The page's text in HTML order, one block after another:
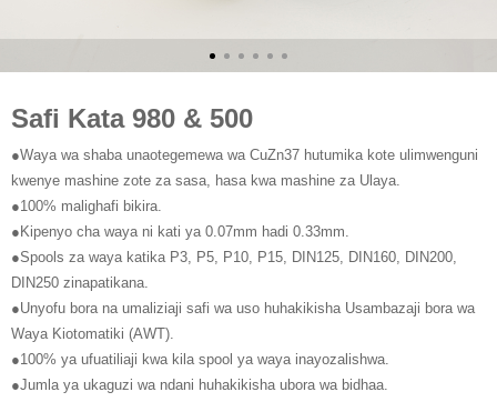
Safi Kata 980 & 500
●Waya wa shaba unaotegemewa wa CuZn37 hutumika kote ulimwenguni
kwenye mashine zote za sasa, hasa kwa mashine za Ulaya.
●100% malighafi bikira.
●Kipenyo cha waya ni kati ya 0.07mm hadi 0.33mm.
●Spools za waya katika P3, P5, P10, P15, DIN125, DIN160, DIN200,
DIN250 zinapatikana.
●Unyofu bora na umaliziaji safi wa uso huhakikisha Usambazaji bora wa
Waya Kiotomatiki (AWT).
●100% ya ufuatiliaji kwa kila spool ya waya inayozalishwa.
●Jumla ya ukaguzi wa ndani huhakikisha ubora wa bidhaa.